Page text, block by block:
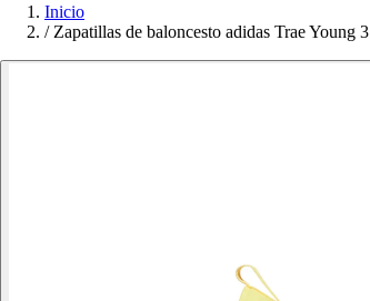
Inicio
/ Zapatillas de baloncesto adidas Trae Young 3